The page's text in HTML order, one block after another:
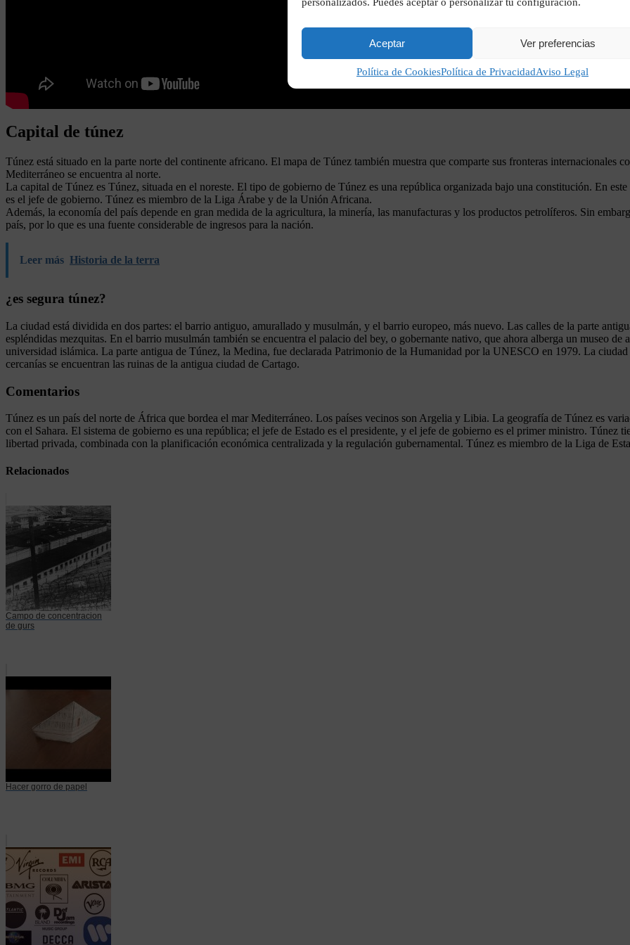
Aceptar Ver preferencias
Política de CookiesPolítica de PrivacidadAviso Legal
Capital de túnez
Túnez está situado en la parte norte del continente africano. El mapa de Túnez también muestra que comparte sus fronteras internacionales
Mediterráneo se encuentra al norte.
La capital de Túnez es Túnez, situada en el noreste. El tipo de gobierno de Túnez es una república organizada bajo una constitución. En
es el jefe de gobierno. Túnez es miembro de la Liga Árabe y de la Unión Africana.
Además, la economía del país depende en gran medida de la agricultura, la minería, las manufacturas y los productos petrolíferos. Sin
país, por lo que es una fuente considerable de ingresos para la nación.
Leer más Historia de la terra
¿es segura túnez?
La ciudad está dividida en dos partes: el barrio antiguo, amurallado y musulmán, y el barrio europeo, más nuevo. Las calles de la parte
espléndidas mezquitas. En el barrio musulmán también se encuentra el palacio del bey, o gobernante nativo, que ahora alberga un museo
universidad islámica. La parte antigua de Túnez, la Medina, fue declarada Patrimonio de la Humanidad por la UNESCO en 1979. La
cercanías se encuentran las ruinas de la antigua ciudad de Cartago.
Comentarios
Túnez es un país del norte de África que bordea el mar Mediterráneo. Los países vecinos son Argelia y Libia. La geografía de Túnez es
con el Sahara. El sistema de gobierno es una república; el jefe de Estado es el presidente, y el jefe de gobierno es el primer ministro. Túnez
libertad privada, combinada con la planificación económica centralizada y la regulación gubernamental. Túnez es miembro de la Liga de
Relacionados
Campo de concentracion
de gurs
Hacer gorro de papel